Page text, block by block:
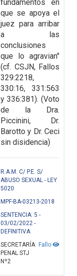
fundamentos en
que se apoya el
juez para arribar
a las
conclusiones
que lo agravian"
(cf. CSJN, Fallos
329:2218,
330:16, 331:563
y 336:381). (Voto
de la Dra.
Piccinini, Dr.
Barotto y Dr. Ceci
sin disidencia)
R.A.M. C/ P.E. S/
ABUSO SEXUAL - LEY
5020
MPF-BA-03213-2018
SENTENCIA: 5 -
03/02/2022 -
DEFINITIVA
Fallo
SECRETARÍA
PENAL STJ
Nº2